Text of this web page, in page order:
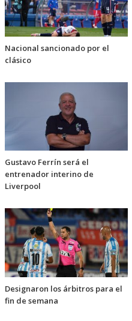
Nacional sancionado por el
clásico
Gustavo Ferrín será el
entrenador interino de
Liverpool
Designaron los árbitros para el
fin de semana